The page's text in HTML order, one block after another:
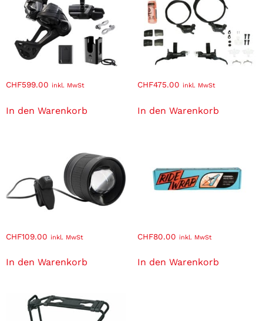
CHF599.00 inkl. MwSt
In den Warenkorb
CHF475.00 inkl. MwSt
In den Warenkorb
CHF109.00 inkl. MwSt
In den Warenkorb
CHF80.00 inkl. MwSt
In den Warenkorb